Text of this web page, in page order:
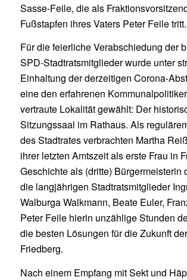
Sasse-Feile, die als
Fußstapfen ihres Vaters Peter Feile tritt.
Für die feierliche Verabschiedung der
SPD-Stadtratsmitglieder wurde unter
Einhaltung der derzeitigen Corona-
eine den erfahrenen
vertraute Lokalität gewählt: Der
Sitzungssaal im Rathaus. Als
des Stadtrates verbrachten Martha
ihrer letzten Amtszeit als erste Frau in
Geschichte als (dritte) Bürgermeisterin
die langjährigen Stadtratsmitglieder
Walburga Walkmann, Beate Euler,
Peter Feile hierin unzählige Stunden
die besten Lösungen für die Zukunft
Friedberg.
Nach einem Empfang mit Sekt und